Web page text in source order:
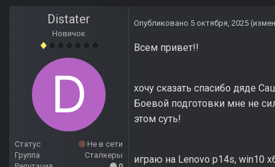
Distater
Новичок
Статус
Не в сети
Группа
Сталкеры
Опубликовано 5 октября, 2025
Всем привет!!
хочу сказать спасибо дяде
Боевой подготовки мне не
этом суть!
играю на Lenovo p14s, win10